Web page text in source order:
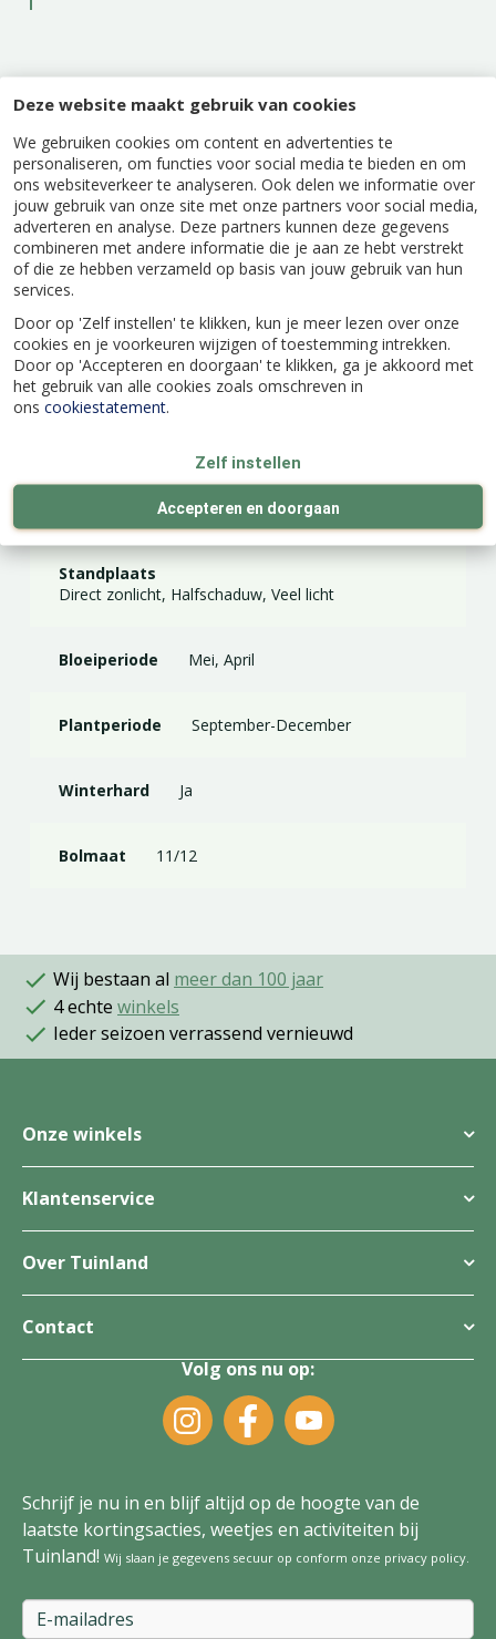
Deze website maakt gebruik van cookies
We gebruiken cookies om content en advertenties te
personaliseren, om functies voor social media te bieden en om
ons websiteverkeer te analyseren. Ook delen we informatie over
jouw gebruik van onze site met onze partners voor social media,
adverteren en analyse. Deze partners kunnen deze gegevens
combineren met andere informatie die je aan ze hebt verstrekt
of die ze hebben verzameld op basis van jouw gebruik van hun
services.
Door op 'Zelf instellen' te klikken, kun je meer lezen over onze
cookies en je voorkeuren wijzigen of toestemming intrekken.
Door op 'Accepteren en doorgaan' te klikken, ga je akkoord met
het gebruik van alle cookies zoals omschreven in
ons cookiestatement.
Zelf instellen
Accepteren en doorgaan
Specificaties
EAN code 8712438982811
Latijnse naam Tulipa
JUB Holland
Kleur Roze, Wit
12 st
Standplaats
Direct zonlicht, Halfschaduw, Veel licht
Bloeiperiode Mei, April
Plantperiode September-December
Winterhard Ja
Bolmaat 11/12
Wij bestaan al meer dan 100 jaar
4 echte winkels
Ieder seizoen verrassend vernieuwd
Onze winkels
Klantenservice
Over Tuinland
Contact
Volg ons nu op:
Schrijf je nu in en blijf altijd op de hoogte van de
laatste kortingsacties, weetjes en activiteiten bij
Tuinland! Wij slaan je gegevens secuur op conform onze privacy policy.